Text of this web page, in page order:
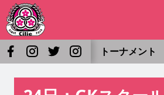
トーナメント